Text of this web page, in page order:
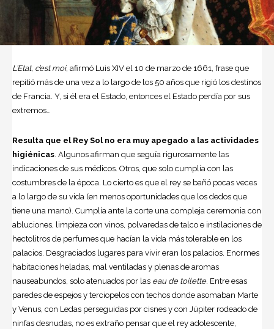
L’Etat, c’est moi, afirmó Luis XIV el 10 de marzo de 1661, frase que
repitió más de una vez a lo largo de los 50 años que rigió los destinos
de Francia. Y, si él era el Estado, entonces el Estado perdía por sus
extremos…
Resulta que el Rey Sol no era muy apegado a las actividades
higiénicas. Algunos afirman que seguía rigurosamente las
indicaciones de sus médicos. Otros, que solo cumplía con las
costumbres de la época. Lo cierto es que el rey se bañó pocas veces
a lo largo de su vida (en menos oportunidades que los dedos que
tiene una mano). Cumplía ante la corte una compleja ceremonia con
abluciones, limpieza con vinos, polvaredas de talco e instilaciones de
hectolitros de perfumes que hacían la vida más tolerable en los
palacios. Desgraciados lugares para vivir eran los palacios. Enormes
habitaciones heladas, mal ventiladas y plenas de aromas
nauseabundos, solo atenuados por las eau de toilette. Entre esas
paredes de espejos y terciopelos con techos donde asomaban Marte
y Venus, con Ledas perseguidas por cisnes y con Júpiter rodeado de
ninfas desnudas, no es extraño pensar que el rey adolescente,